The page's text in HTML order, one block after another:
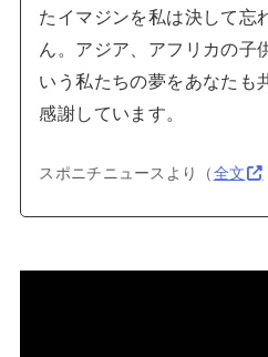
たイマジンを私は決して忘
ん。アジア、アフリカの子
いう私たちの夢をあなたも
感謝しています。
スポニチニュースより（全文